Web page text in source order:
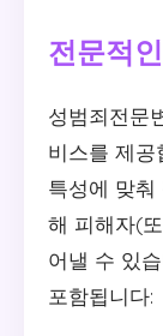
전문적
성범죄전문
비스를 제공
특성에 맞춰
해 피해자(
어낼 수 있
포함됩니다: